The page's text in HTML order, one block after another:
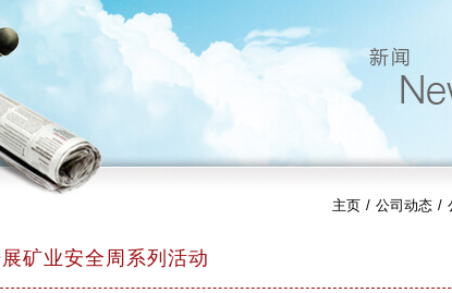
主页 / 公司动态 /
矿业安全周系列活动